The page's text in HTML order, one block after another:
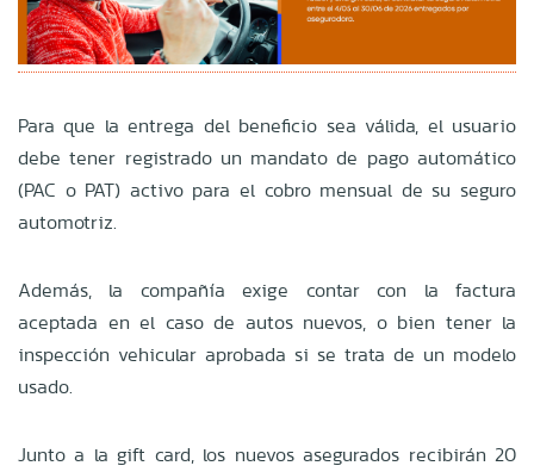
Para que la entrega del beneficio sea válida, el usuario
debe tener registrado un mandato de pago automático
(PAC o PAT) activo para el cobro mensual de su seguro
automotriz.
Además, la compañía exige contar con la factura
aceptada en el caso de autos nuevos, o bien tener la
inspección vehicular aprobada si se trata de un modelo
usado.
Junto a la gift card, los nuevos asegurados recibirán 20